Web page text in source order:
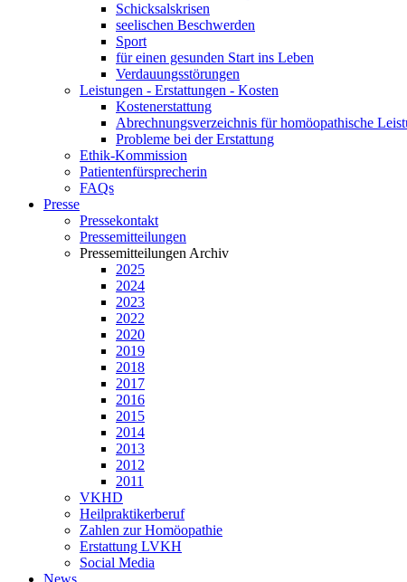
Schicksalskrisen
seelischen Beschwerden
Sport
für einen gesunden Start ins Leben
Verdauungsstörungen
Leistungen - Erstattungen - Kosten
Kostenerstattung
Abrechnungsverzeichnis für homöopathische
Probleme bei der Erstattung
Ethik-Kommission
Patientenfürsprecherin
FAQs
Presse
Pressekontakt
Pressemitteilungen
Pressemitteilungen Archiv
2025
2024
2023
2022
2020
2019
2018
2017
2016
2015
2014
2013
2012
2011
VKHD
Heilpraktikerberuf
Zahlen zur Homöopathie
Erstattung LVKH
Social Media
News